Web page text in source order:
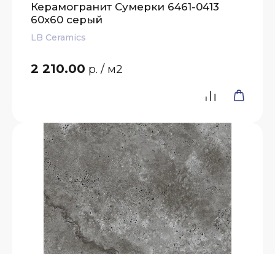
Керамогранит Сумерки 6461-0413
60х60 серый
LB Ceramics
2 210.00 р. / м2